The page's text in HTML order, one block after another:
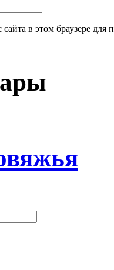
в этом браузере